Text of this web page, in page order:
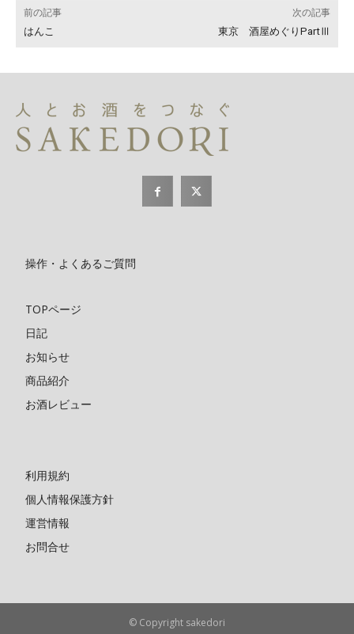
前の記事
はんこ
次の記事
東京 酒屋めぐりPartⅢ
操作・よくあるご質問
TOPページ
日記
お知らせ
商品紹介
お酒レビュー
利用規約
個人情報保護方針
運営情報
お問合せ
© Copyright sakedori